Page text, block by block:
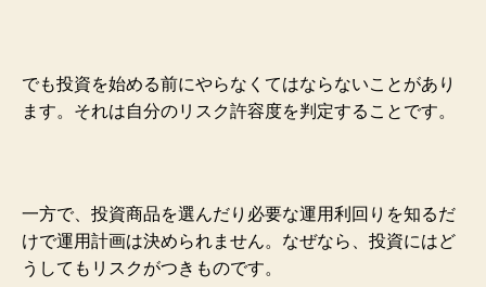
でも投資を始める前にやらなくてはならないことがあり
ます。それは自分のリスク許容度を判定することです。
一方で、投資商品を選んだり必要な運用利回りを知るだ
けで運用計画は決められません。なぜなら、投資にはど
うしてもリスクがつきものです。